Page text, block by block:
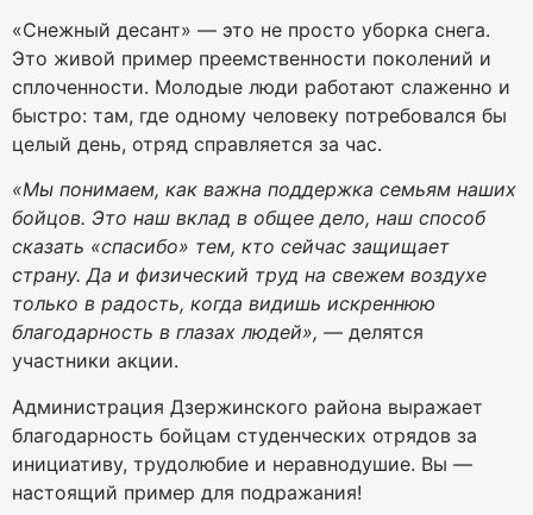
«Снежный десант» — это не просто уборка снега.
Это живой пример преемственности поколений и
сплоченности. Молодые люди работают слаженно и
быстро: там, где одному человеку потребовался бы
целый день, отряд справляется за час.
«Мы понимаем, как важна поддержка семьям наших
бойцов. Это наш вклад в общее дело, наш способ
сказать «спасибо» тем, кто сейчас защищает
страну. Да и физический труд на свежем воздухе
только в радость, когда видишь искреннюю
благодарность в глазах людей», — делятся
участники акции.
Администрация Дзержинского района выражает
благодарность бойцам студенческих отрядов за
инициативу, трудолюбие и неравнодушие. Вы —
настоящий пример для подражания!